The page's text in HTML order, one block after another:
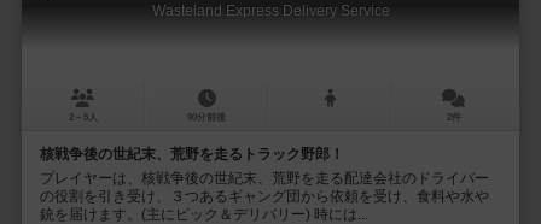
Wasteland Express Delivery Service
2～5人 90分前後 2件
核戦争後の世紀末、荒野を走るトラック野郎！
プレイヤーは、核戦争後の世紀末、荒野を走る配達会社のドライバー
の役割を引き受け、３つあるギャング団から依頼を受け、食料や水や
銃を届けます。(主にピック＆デリバリー) 時には...